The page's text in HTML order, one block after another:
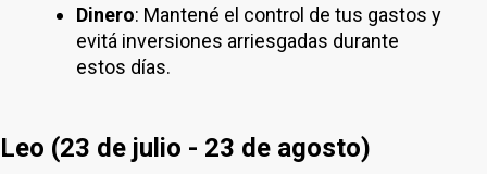
Dinero: Mantené el control de tus gastos y
evitá inversiones arriesgadas durante
estos días.
Leo (23 de julio - 23 de agosto)